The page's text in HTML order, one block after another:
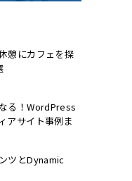
憩にカフェを探
る！WordPress
アサイト事例ま
ツとDynamic